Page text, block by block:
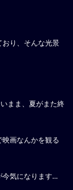
り、そんな光景
まま、夏がまた終
画なんかを観る
今気になります…